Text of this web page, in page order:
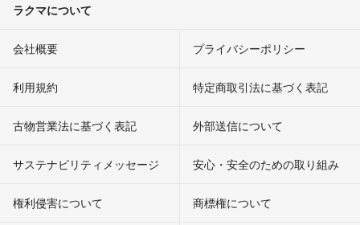
ラクマについて
会社概要 プライバシーポリシー
利用規約 特定商取引法に基づく表記
古物営業法に基づく表記 外部送信について
サステナビリティメッセージ 安心・安全のための取り組み
権利侵害について
商標権について